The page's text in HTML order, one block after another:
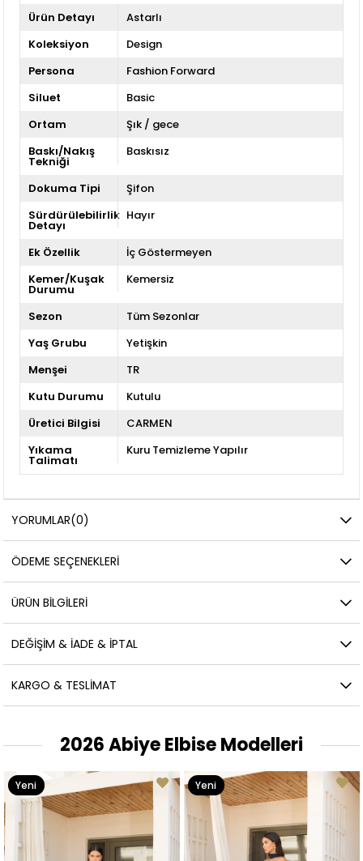
Ürün Detayı
Astarlı
Koleksiyon
Design
Persona
Fashion Forward
Siluet
Basic
Ortam
Şık / gece
Baskı/Nakış
Tekniği
Baskısız
Dokuma Tipi
Şifon
Sürdürülebilirlik
Detayı
Hayır
Ek Özellik
İç Göstermeyen
Kemer/Kuşak
Durumu
Kemersiz
Sezon
Tüm Sezonlar
Yaş Grubu
Yetişkin
Menşei
TR
Kutu Durumu
Kutulu
Üretici Bilgisi
CARMEN
Yıkama
Talimatı
Kuru Temizleme Yapılır
YORUMLAR(0)
ÖDEME SEÇENEKLERI
ÜRÜN BILGILERI
DEĞIŞIM & İADE & İPTAL
KARGO & TESLIMAT
2026 Abiye Elbise Modelleri
Yeni
Ürün
Yeni
Ürün